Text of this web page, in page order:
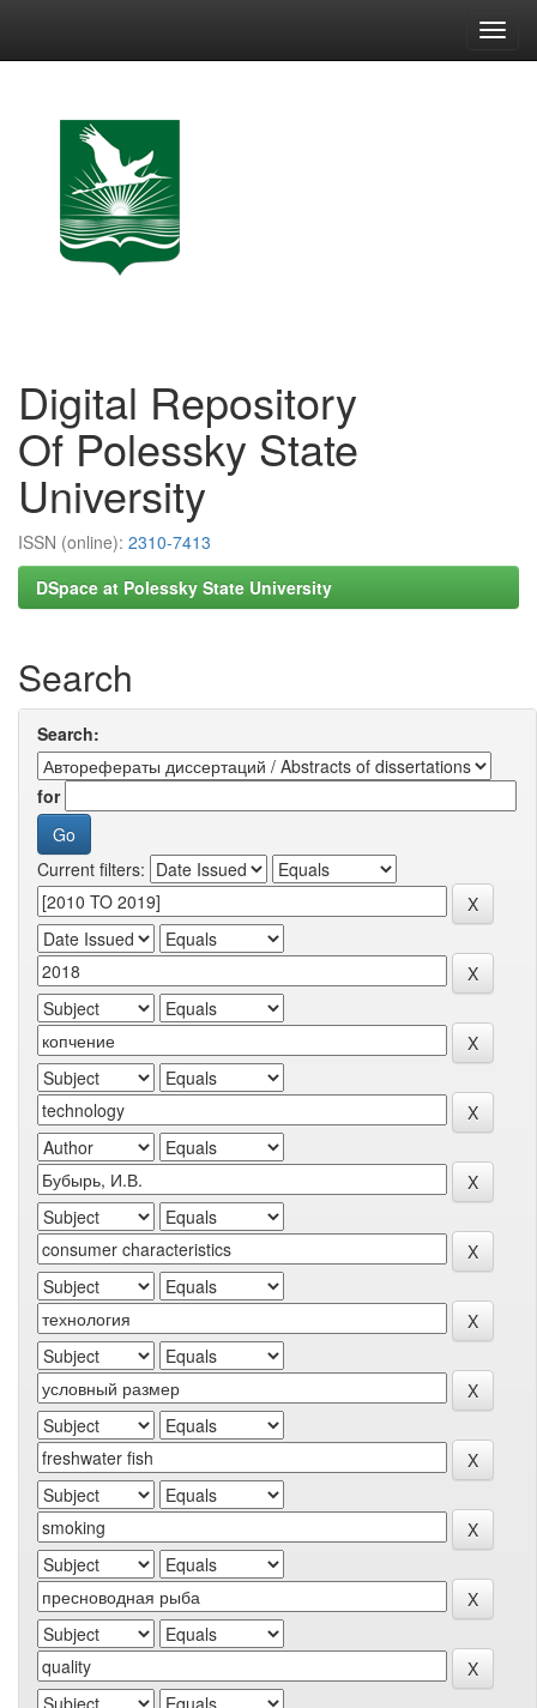
Digital Repository
Of Polessky State
University
ISSN (online): 2310-7413
DSpace at Polessky State University
Search
Search:
for
Current filters: